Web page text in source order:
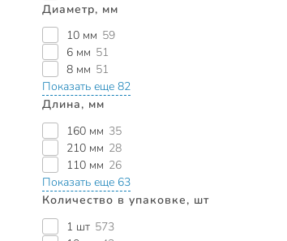
Диаметр, мм
10 мм 59
6 мм 51
8 мм 51
Показать еще 82
Длина, мм
160 мм 35
210 мм 28
110 мм 26
Показать еще 63
Количество в упаковке, шт
1 шт 573